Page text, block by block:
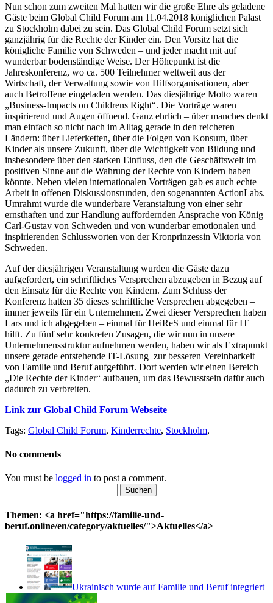
Nun schon zum zweiten Mal hatten wir die große Ehre als geladene
Gäste beim Global Child Forum am 11.04.2018 königlichen Palast
zu Stockholm dabei zu sein. Das Global Child Forum setzt sich
ganzjährig für die Rechte der Kinder ein. Den Vorsitz hat die
königliche Familie von Schweden – und jeder macht mit auf
wunderbar bodenständige Weise. Der Höhepunkt ist die
Jahreskonferenz, wo ca. 500 Teilnehmer weltweit aus der
Wirtschaft, der Verwaltung sowie von Hilfsorganisationen, aber
auch Betroffene eingeladen werden. Das diesjährige Motto waren
„Business-Impacts on Childrens Right“. Die Vorträge waren
inspirierend und Augen öffnend. Ganz ehrlich – über manches denkt
man einfach so nicht nach im Alltag gerade in den reicheren
Ländern: über Lieferketten, über die Folgen von Konsum, über
Kinder als unsere Zukunft, über die Wichtigkeit von Bildung und
insbesondere über den starken Einfluss, den die Geschäftswelt im
positiven Sinne auf die Wahrung der Rechte von Kindern haben
könnte. Neben vielen internationalen Vorträgen gab es auch echte
Arbeit in offenen Diskussionsrunden, den sogenannten ActionLabs.
Umrahmt wurde die wunderbare Veranstaltung von einer sehr
ernsthaften und zur Handlung auffordernden Ansprache von König
Carl-Gustav von Schweden und von wunderbar emotionalen und
inspirierenden Schlussworten von der Kronprinzessin Viktoria von
Schweden.
Auf der diesjährigen Veranstaltung wurden die Gäste dazu
aufgefordert, ein schriftliches Versprechen abzugeben in Bezug auf
den Einsatz für die Rechte von Kindern. Zum Schluss der
Konferenz hatten 35 dieses schriftliche Versprechen abgegeben –
immer jeweils für ein Unternehmen. Zwei dieser Versprechen haben
Lars und ich abgegeben – einmal für HeiReS und einmal für IT
hilft. Zu fünf sehr konkreten Zusagen, die wir nun in unsere
Unternehmensstruktur aufnehmen werden, haben wir als Extrapunkt
unsere gerade entstehende IT-Lösung zur besseren Vereinbarkeit
von Familie und Beruf aufgeführt. Dort werden wir einen Bereich
„Die Rechte der Kinder“ aufbauen, um das Bewusstsein dafür auch
dadurch zu verbreiten.
Link zur Global Child Forum Webseite
Tags: Global Child Forum, Kinderrechte, Stockholm,
No comments
You must be logged in to post a comment.
nach:
Themen: <a href="https://familie-und-
beruf.online/en/category/aktuelles/">Aktuelles</a>
Ukrainisch wurde auf Familie und Beruf integriert